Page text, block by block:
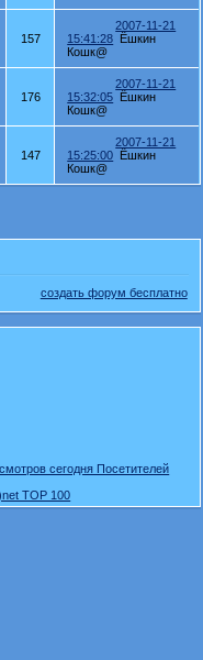
157
2007-11-21
15:41:28 Ёшкин
Кошк@
176
2007-11-21
15:32:05 Ёшкин
Кошк@
147
2007-11-21
15:25:00 Ёшкин
Кошк@
создать форум бесплатно